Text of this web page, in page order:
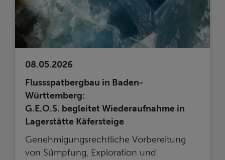
08.05.2026
Flussspatbergbau in Baden-
Württemberg:
G.E.O.S. begleitet Wiederaufnahme in
Lagerstätte Käfersteige
Genehmigungsrechtliche Vorbereitung
von Sümpfung, Exploration und